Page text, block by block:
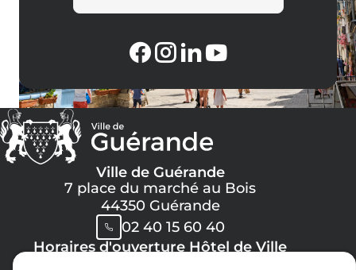
Ville de Guérande
7 place du marché au Bois
44350 Guérande
02 40 15 60 40
Horaires d'ouverture Hôtel de Ville